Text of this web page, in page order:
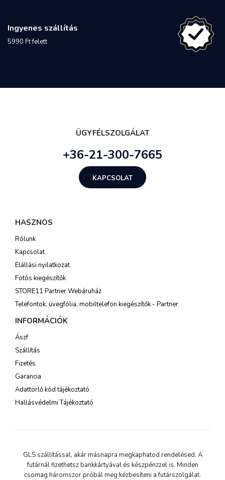
Ingyenes szállítás
5990 Ft felett
ÜGYFÉLSZOLGÁLAT
+36-21-300-7665
KAPCSOLAT
HASZNOS
Rólunk
Kapcsolat
Elállási nyilatkozat
Fotós kiegészítők
STORE11 Partner Webáruház
Telefontok, üvegfólia, mobiltelefon kiegészítők - Partner
INFORMÁCIÓK
Ászf
Szállítás
Fizetés
Garancia
Adattörlő kód tájékoztató
Hallásvédelmi Tájékoztató
GLS szállítással, akár másnapra megkaphatod rendelésed. A
futárnál fizethetsz bankkártyával és készpénzzel is. Minden
csomag háromszor próbál meg kézbesíteni a futárszolgálat.